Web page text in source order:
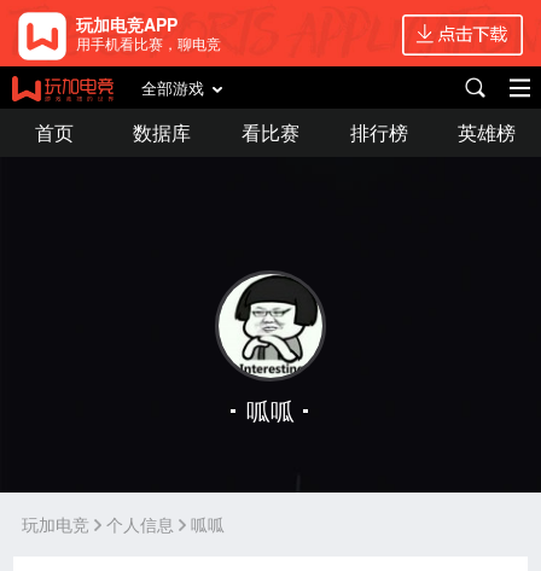
玩加电竞APP
用手机看比赛，聊电竞
全部游戏
首页 数据库 看比赛 排行榜 英雄榜
呱呱
玩加电竞 个人信息 呱呱